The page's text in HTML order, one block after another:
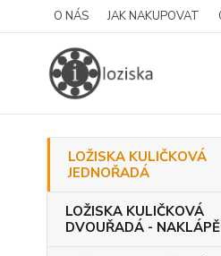
O NÁS JAK NAKUPOVAT
LOŽISKA KULIČKOVÁ
JEDNOŘADÁ
LOŽISKA KULIČKOVÁ
DVOUŘADÁ -